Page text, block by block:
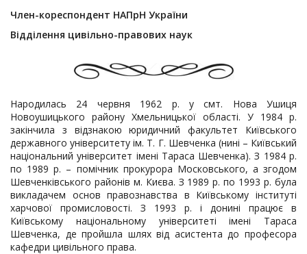
Член-кореспондент НАПрН України
Відділення цивільно-правових наук
Народилась 24 червня 1962 р. у смт. Нова Ушиця
Новоушицького району Хмельницької області. У 1984 р.
закінчила з відзнакою юридичний факультет Київського
державного університету ім. Т. Г. Шевченка (нині – Київський
національний університет імені Тараса Шевченка). З 1984 р.
по 1989 р. – помічник прокурора Московського, а згодом
Шевченківського районів м. Києва. З 1989 р. по 1993 р. була
викладачем основ правознавства в Київському інституті
харчової промисловості. З 1993 р. і донині працює в
Київському національному університеті імені Тараса
Шевченка, де пройшла шлях від асистента до професора
кафедри цивільного права.